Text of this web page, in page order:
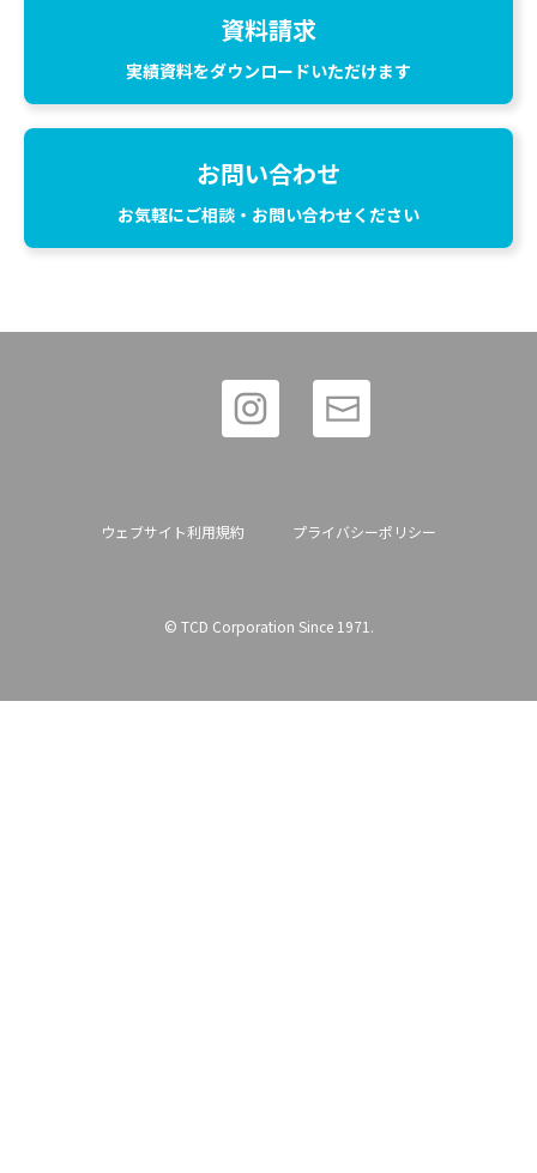
資料請求
実績資料をダウンロードいただけます
お問い合わせ
お気軽にご相談・お問い合わせください
ウェブサイト利用規約 プライバシーポリシー
© TCD Corporation Since 1971.